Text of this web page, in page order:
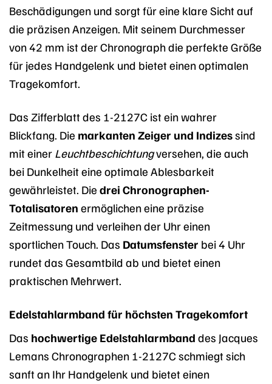
Beschädigungen und sorgt für eine klare Sicht auf
die präzisen Anzeigen. Mit seinem Durchmesser
von 42 mm ist der Chronograph die perfekte Größe
für jedes Handgelenk und bietet einen optimalen
Tragekomfort.
Das Zifferblatt des 1-2127C ist ein wahrer
Blickfang. Die markanten Zeiger und Indizessind
mit einer Leuchtbeschichtungversehen, die auch
bei Dunkelheit eine optimale Ablesbarkeit
gewährleistet. Die drei Chronographen-
Totalisatoren ermöglichen eine präzise
Zeitmessung und verleihen der Uhr einen
sportlichen Touch. Das Datumsfenster bei 4 Uhr
rundet das Gesamtbild ab und bietet einen
praktischen Mehrwert.
Edelstahlarmband für höchsten Tragekomfort
Das hochwertige Edelstahlarmband des Jacques
Lemans Chronographen 1-2127C schmiegt sich
sanft an Ihr Handgelenk und bietet einen